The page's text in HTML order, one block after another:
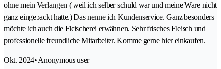
ohne mein Verlangen ( weil ich selber schuld war und meine Ware nicht
ganz eingepackt hatte.) Das nenne ich Kundenservice. Ganz besonders
möchte ich auch die Fleischerei erwähnen. Sehr frisches Fleisch und
professionelle freundliche Mitarbeiter. Komme gerne hier einkaufen.
Okt. 2024• Anonymous user